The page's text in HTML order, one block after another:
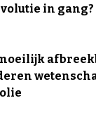
in gang?